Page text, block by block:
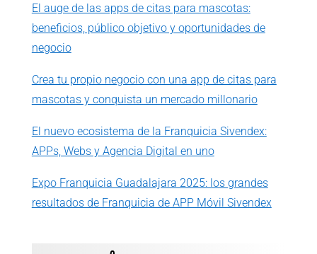
El auge de las apps de citas para mascotas:
beneficios, público objetivo y oportunidades de
negocio
Crea tu propio negocio con una app de citas para
mascotas y conquista un mercado millonario
El nuevo ecosistema de la Franquicia Sivendex:
APPs, Webs y Agencia Digital en uno
Expo Franquicia Guadalajara 2025: los grandes
resultados de Franquicia de APP Móvil Sivendex